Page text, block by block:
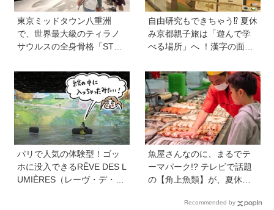
東京ミッドタウン八重洲
で、世界最大級のティラノ
サウルスの全身骨格「STA
DS EXPO 2026 ダイナソー
ラボ」が開催中
自由研究もできちゃう⁉︎ 夏休
み京都親子旅は「遊んで学
べる場所」へ ！漢字の面白
【HugKum京都隊が教える
京の裏ワザ・裏ミチ徹底ガ
イド】
パリで人気の体験型！ゴッ
ホに没入できるRÊVE DES L
UMIÈRES（レーヴ・デ・リ
魚屋さんなのに、まるでテ
ーマパーク!? テレビで話題
の【角上魚類】が、夏休み
すすめのワケRecommended by